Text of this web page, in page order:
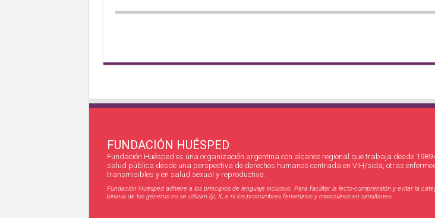
FUNDACIÓN HUÉSPED
Fundación Huésped es una organización argentina con alcance regional que trabaja desde 1989
salud pública desde una perspectiva de derechos humanos centrada en VIH/sida, otras
transmisibles y en salud sexual y reproductiva.
Fundación Huésped adhiere a los principios de lenguaje inclusivo. Para facilitar la lecto-comprensión y evitar la
binaria de los géneros no se utilizan @, X, e ni los pronombres femeninos y masculinos en simultáneo.